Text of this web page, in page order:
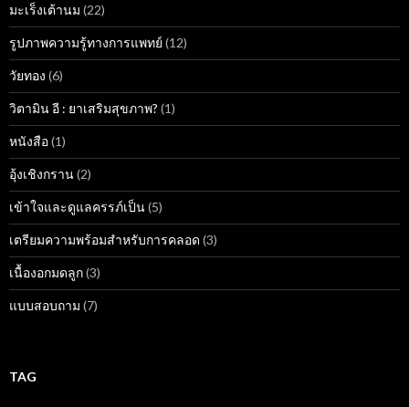
มะเร็งเต้านม (22)
รูปภาพความรู้ทางการแพทย์ (12)
วัยทอง (6)
วิตามิน อี : ยาเสริมสุขภาพ? (1)
หนังสือ(1)
อุ้งเชิงกราน(2)
เข้าใจและดูแลครรภ์เป็น(5)
เตรียมความพร้อมสำหรับการคลอด (3)
เนื้องอกมดลูก(3)
แบบสอบถาม (7)
TAG